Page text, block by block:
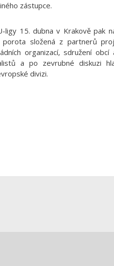
zástupce.
ligy 15. dubna v Krakově pak
složená z partnerů
organizací, sdružení
a po zevrubné diskuzi
divizi.